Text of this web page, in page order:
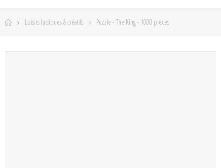
Loisirs ludiques & créatifs Puzzle - The King - 1000 pièces